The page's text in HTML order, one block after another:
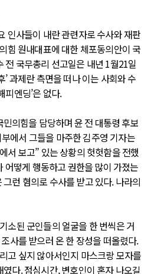
인사들이 내란 관련자로 수사와 재판
힘 원내대표에 대한 체포동의안이 국
전 국무총리 선고일은 내년 1월21일
’ 과제란 측면을 떠나 이는 사회와 수
피엔딩’은 없다.
의힘을 담당하며 윤 전 대통령 후보
에서 그들을 마주한 김주영 기자는
서 보고” 있는 상황의 헛헛함을 전했
어떻게 행동하고 권한을 많이 가졌는
런 혐의로 수사를 받고 있다. 나라의
소된 군인들의 얼굴을 한 번씩은 거
사를 받으러 온 한 장성을 떠올렸다.
고 싶지 않아서인지 마스크랑 모자를
다. 점심시간, 변호인이 혼자 나오길